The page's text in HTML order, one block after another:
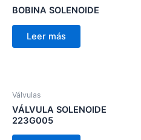
BOBINA SOLENOIDE
Leer más
Válvulas
VÁLVULA SOLENOIDE
223G005